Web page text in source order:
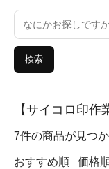
検索
【サイコロ印
7件の商品が見つ
おすすめ順 価格